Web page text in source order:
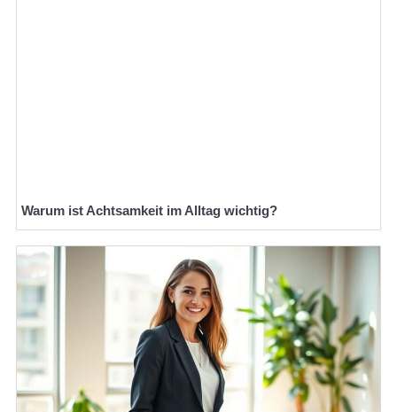
Warum ist Achtsamkeit im Alltag wichtig?